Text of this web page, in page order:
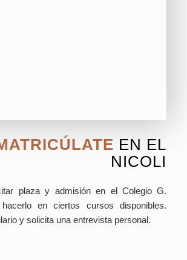
EN EL
NICOLI
plaza y admisión en el Colegio G.
en ciertos cursos disponibles.
y solicita una entrevista personal.